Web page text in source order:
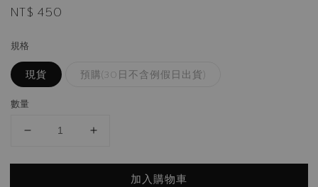
Regular
NT$ 450
規格
現貨 預購(30日不含例假日出貨)
數量
加入購物車